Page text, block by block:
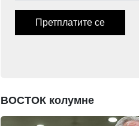
Претплатите се
ВОСТОК колумне